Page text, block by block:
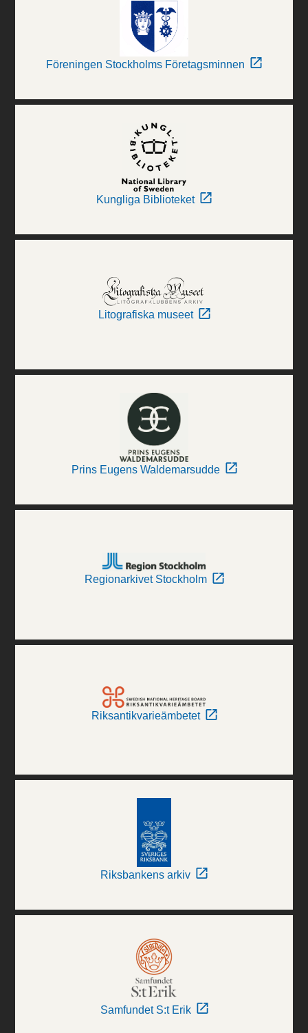
Föreningen Stockholms Företagsminnen
Kungliga Biblioteket
Litografiska museet
Prins Eugens Waldemarsudde
Regionarkivet Stockholm
Riksantikvarieämbetet
Riksbankens arkiv
Samfundet S:t Erik